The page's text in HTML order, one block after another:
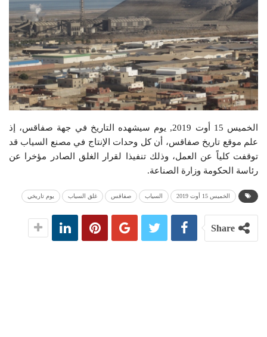
الخميس 15 أوت 2019, يوم سيشهده التاريخ في جهة صفاقس، إذ
علم موقع تاريخ صفاقس، أن كل وحدات الإنتاج في مصنع السياب قد
توقفت كلياً عن العمل، وذلك تنفيذا لقرار الغلق الصادر مؤخرا عن
رئاسة الحكومة وزارة الصناعة.
الخميس 15 أوت 2019 السياب صفاقس غلق السياب يوم تاريخي
Share